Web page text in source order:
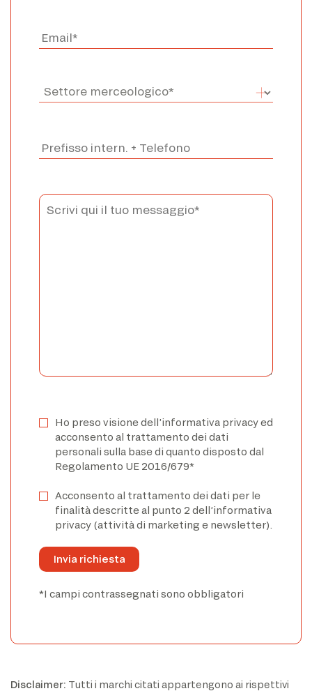
Ho preso visione dell’informativa privacy ed
acconsento al trattamento dei dati
personali sulla base di quanto disposto dal
Regolamento UE 2016/679*
Acconsento al trattamento dei dati per le
finalità descritte al punto 2 dell’informativa
privacy (attività di marketing e newsletter).
*I campi contrassegnati sono obbligatori
Disclaimer: Tutti i marchi citati appartengono ai rispettivi